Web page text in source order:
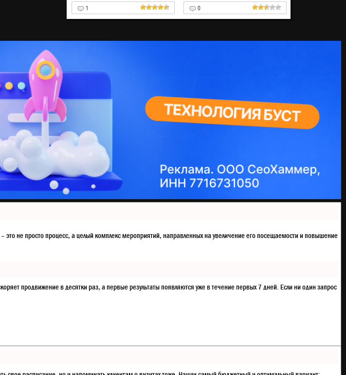
1 0
это не просто процесс, а целый комплекс мероприятий, направленных на увеличение его посещаемости и повышение
продвижение в десятки раз, а первые результаты появляются уже в течение первых 7 дней. Если ни один запрос